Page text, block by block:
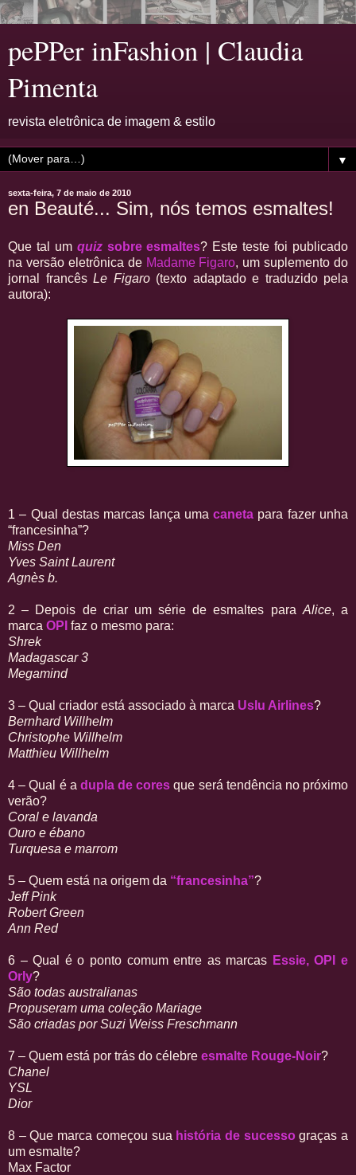
pePPer inFashion | Claudia
Pimenta
revista eletrônica de imagem & estilo
▼
sexta-feira, 7 de maio de 2010
en Beauté... Sim, nós temos esmaltes!
Que tal um quiz sobre esmaltes? Este teste foi publicado
na versão eletrônica de Madame Figaro, um suplemento do
jornal francês Le Figaro(texto adaptado e traduzido pela
autora):
1 – Qual destas marcas lança umacaneta para fazer unha
“francesinha”?
Miss Den
Yves Saint Laurent
Agnès b.
2 – Depois de criar um série de esmaltes para Alice, a
marca OPI faz o mesmo para:
Shrek
Madagascar 3
Megamind
3 – Qual criador está associado à marca Uslu Airlines?
Bernhard Willhelm
Christophe Willhelm
Matthieu Willhelm
4 – Qual é a dupla de cores que será tendência no próximo
verão?
Coral e lavanda
Ouro e ébano
Turquesa e marrom
5 – Quem está na origem da “francesinha”?
Jeff Pink
Robert Green
Ann Red
6 – Qual é o ponto comum entre as marcas Essie, OPI e
Orly?
São todas australianas
Propuseram uma coleção Mariage
São criadas por Suzi Weiss Freschmann
7 – Quem está por trás do célebre esmalte Rouge-Noir?
Chanel
YSL
Dior
8 – Que marca começou sua história de sucessograças a
um esmalte?
Max Factor